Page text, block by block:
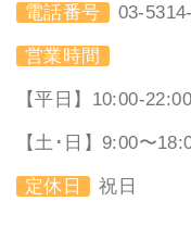
電話番号 03-
営業時間
【平日】10:00-22:00
【土･日】9:00〜
定休日 祝日